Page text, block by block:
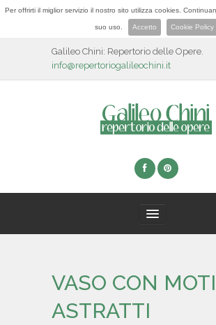
Per offrirti il miglior servizio il nostro sito utilizza cookies.
suo uso. Accetto Cookie Policy
Galileo Chini: Repertorio delle Opere.
info@repertoriogalileochini.it
BIOGRAFIA
VASO CON
ASTRATTI